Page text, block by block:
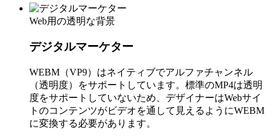
Web用の透明な背景
デジタルマーケター
WEBM（VP9）はネイティブでアルファチャンネル
（透明度）をサポートしています。標準のMP4は透明
度をサポートしていないため、デザイナーはWebサイ
トのコンテンツがビデオを通して見えるようにWEBM
に変換する必要があります。